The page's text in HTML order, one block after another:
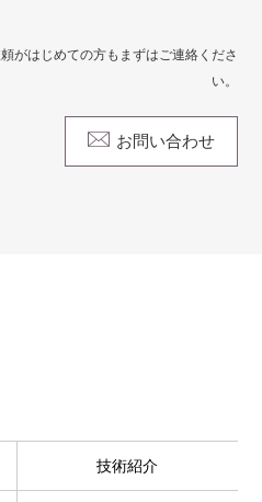
がはじめての方もまずはご連絡くださ
い。
お問い合わせ
技術紹介